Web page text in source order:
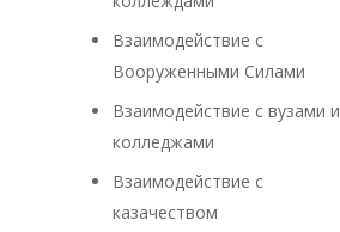
Взаимодействие с
Вооруженными Силами
Взаимодействие с вузами и
колледжами
Взаимодействие с
казачеством